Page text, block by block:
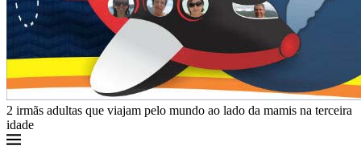
2 irmãs adultas que viajam pelo mundo ao lado da mamis na terceira
idade